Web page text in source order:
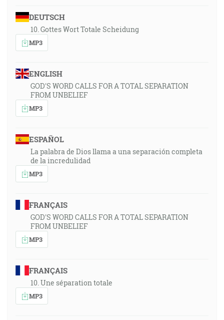
DEUTSCH
10. Gottes Wort Totale Scheidung
MP3
ENGLISH
GOD'S WORD CALLS FOR A TOTAL SEPARATION
FROM UNBELIEF
MP3
ESPAÑOL
La palabra de Dios llama a una separación completa
de la incredulidad
MP3
FRANÇAIS
GOD'S WORD CALLS FOR A TOTAL SEPARATION
FROM UNBELIEF
MP3
FRANÇAIS
10. Une séparation totale
MP3